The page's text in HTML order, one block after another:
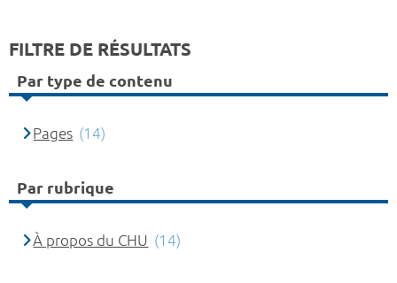
FILTRE DE RÉSULTATS
Par type de contenu
Pages (14)
Par rubrique
À propos du CHU (14)